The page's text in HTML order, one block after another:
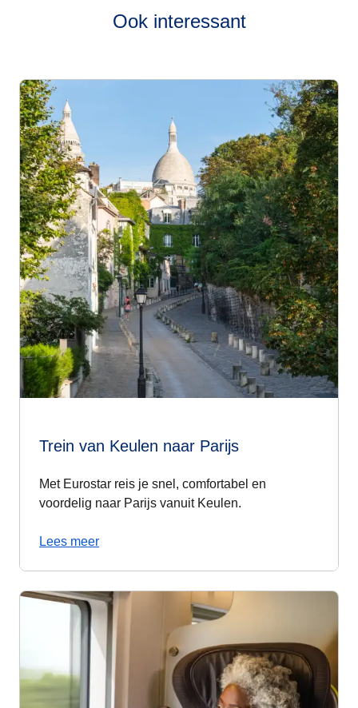
Ook interessant
Trein van Keulen naar Parijs
Met Eurostar reis je snel, comfortabel en
voordelig naar Parijs vanuit Keulen.
Lees meer